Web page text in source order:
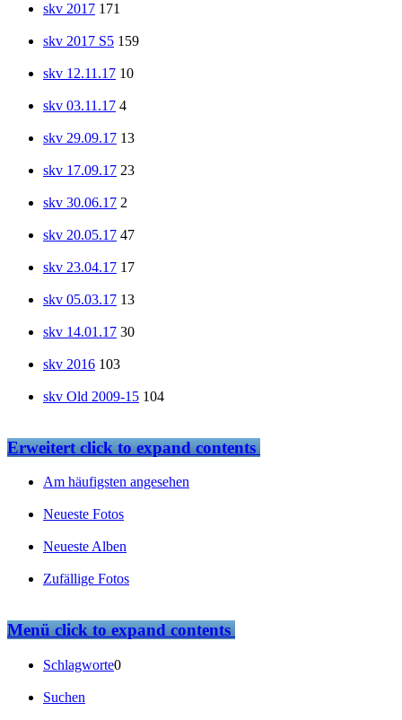
skv 2017 171
skv 2017 S5 159
skv 12.11.17 10
skv 03.11.17 4
skv 29.09.17 13
skv 17.09.17 23
skv 30.06.17 2
skv 20.05.17 47
skv 23.04.17 17
skv 05.03.17 13
skv 14.01.17 30
skv 2016 103
skv Old 2009-15 104
Erweitertclick to expand contents
Am häufigsten angesehen
Neueste Fotos
Neueste Alben
Zufällige Fotos
Menüclick to expand contents
Schlagworte0
Suchen